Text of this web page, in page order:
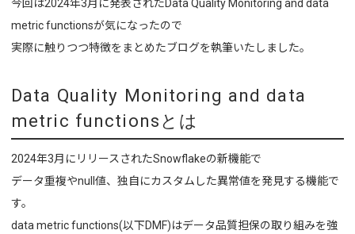
今回は2024年3月に発表されたData Quality Monitoring and data
metric functionsが気になったので
実際に触りつつ特徴をまとめたブログを執筆いたしました。
Data Quality Monitoring and data
metric functionsとは
2024年3月にリリースされたSnowflakeの新機能で
データ重複やnull値、独自にカスタムした異常値を発見する機能で
す。
data metric functions(以下DMF)はデータ品質担保の取り組みを強